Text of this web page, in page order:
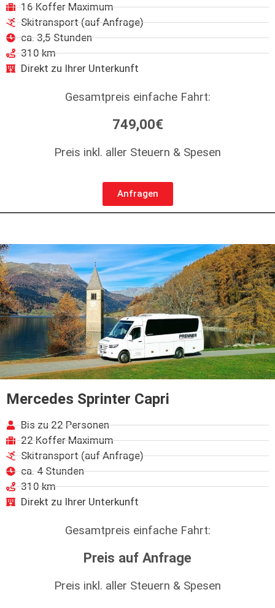
16 Koffer Maximum
Skitransport (auf Anfrage)
ca. 3,5 Stunden
310 km
Direkt zu Ihrer Unterkunft
Gesamtpreis einfache Fahrt:
749,00€
Preis inkl. aller Steuern & Spesen
Anfragen
Mercedes Sprinter Capri
Bis zu 22 Personen
22 Koffer Maximum
Skitransport (auf Anfrage)
ca. 4 Stunden
310 km
Direkt zu Ihrer Unterkunft
Gesamtpreis einfache Fahrt:
Preis auf Anfrage
Preis inkl. aller Steuern & Spesen